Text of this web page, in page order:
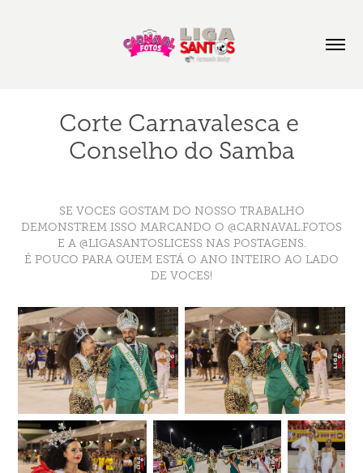
Corte Carnavalesca e
Conselho do Samba
SE VOCES GOSTAM DO NOSSO TRABALHO
DEMONSTREM ISSO MARCANDO O @CARNAVAL.FOTOS
E A @LIGASANTOSLICESS NAS POSTAGENS.
É POUCO PARA QUEM ESTÁ O ANO INTEIRO AO LADO
DE VOCES!